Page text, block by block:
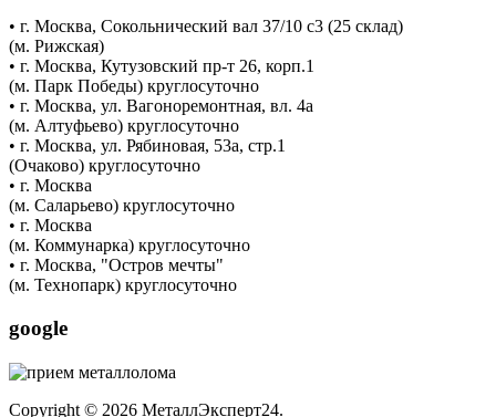
• г. Москва, Сокольнический вал 37/10 с3 (25 склад)
(м. Рижская)
• г. Москва, Кутузовский пр-т 26, корп.1
(м. Парк Победы) круглосуточно
• г. Москва, ул. Вагоноремонтная, вл. 4а
(м. Алтуфьево) круглосуточно
• г. Москва, ул. Рябиновая, 53а, стр.1
(Очаково) круглосуточно
• г. Москва
(м. Саларьево) круглосуточно
• г. Москва
(м. Коммунарка) круглосуточно
• г. Москва, "Остров мечты"
(м. Технопарк) круглосуточно
google
Copyright © 2026 МеталлЭксперт24.